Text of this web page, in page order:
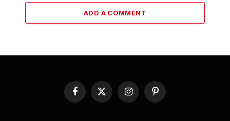
ADD A COMMENT
Facebook
X
(Twitter)
InstagramPinterest